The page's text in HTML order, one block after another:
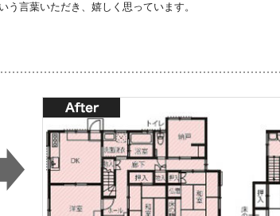
言葉いただき、嬉しく思っています。